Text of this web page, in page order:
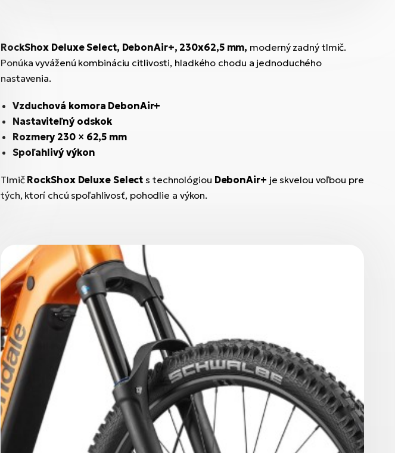
RockShox Deluxe Select, DebonAir+, 230x62,5 mm, moderný zadný tlmič.
Ponúka vyváženú kombináciu citlivosti, hladkého chodu a jednoduchého
nastavenia.
Vzduchová komora DebonAir+
Nastaviteľný odskok
Rozmery 230 × 62,5 mm
Spoľahlivý výkon
Tlmič RockShox Deluxe Select s technológiou DebonAir+ je skvelou voľbou pre
tých, ktorí chcú spoľahlivosť, pohodlie a výkon.